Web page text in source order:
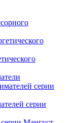
серии